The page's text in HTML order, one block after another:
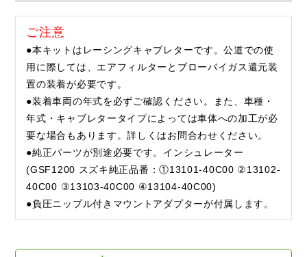
ご注意
●本キットはレーシングキャブレターです。公道での使
用に際しては、エアフィルターとブローバイガス還元装
置の装着が必要です。
●装着車両の年式を必ずご確認ください。また、車種・
年式・キャブレタータイプによっては車体への加工が必
要な場合もあります。詳しくはお問合わせください。
●純正パーツが別途必要です。インシュレーター
(GSF1200 スズキ純正品番：①13101-40C00 ②13102-
40C00 ③13103-40C00 ④13104-40C00)
●負圧ニップル付きマウントアダプターが付属します。